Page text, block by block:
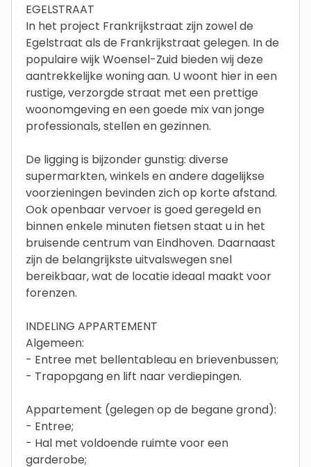
EGELSTRAAT
In het project Frankrijkstraat zijn zowel de
Egelstraat als de Frankrijkstraat gelegen. In de
populaire wijk Woensel-Zuid bieden wij deze
aantrekkelijke woning aan. U woont hier in een
rustige, verzorgde straat met een prettige
woonomgeving en een goede mix van jonge
professionals, stellen en gezinnen.
De ligging is bijzonder gunstig: diverse
supermarkten, winkels en andere dagelijkse
voorzieningen bevinden zich op korte afstand.
Ook openbaar vervoer is goed geregeld en
binnen enkele minuten fietsen staat u in het
bruisende centrum van Eindhoven. Daarnaast
zijn de belangrijkste uitvalswegen snel
bereikbaar, wat de locatie ideaal maakt voor
forenzen.
INDELING APPARTEMENT
Algemeen:
- Entree met bellentableau en brievenbussen;
- Trapopgang en lift naar verdiepingen.
Appartement (gelegen op de begane grond):
- Entree;
- Hal met voldoende ruimte voor een
garderobe;